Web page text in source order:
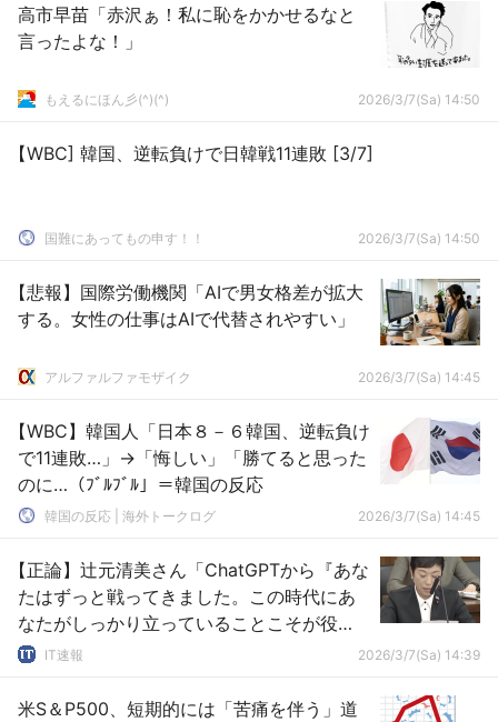
高市早苗「赤沢ぁ！私に恥をかかせるなと
言ったよな！」
もえるにほん彡(^)(^) 2026/3/7(Sa) 14:50
【WBC] 韓国、逆転負けで日韓戦11連敗 [3/7]
国難にあってもの申す！！ 2026/3/7(Sa) 14:50
【悲報】国際労働機関「AIで男女格差が拡大
する。女性の仕事はAIで代替されやすい」
アルファルファモザイク 2026/3/7(Sa) 14:45
【WBC】韓国人「日本８－６韓国、逆転負け
で11連敗…」→「悔しい」「勝てると思った
のに…（ﾌﾞﾙﾌﾞﾙ」＝韓国の反応
韓国の反応 | 海外トークログ 2026/3/7(Sa) 14:45
【正論】辻元清美さん「ChatGPTから『あな
たはずっと戦ってきました。この時代にあ
なたがしっかり立っていることこそが役
割』と言われた」
IT速報 2026/3/7(Sa) 14:39
米S＆P500、短期的には「苦痛を伴う」道